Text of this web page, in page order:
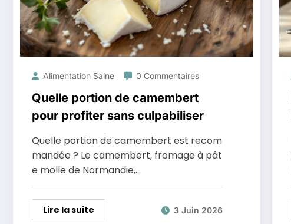
Alimentation Saine 0 Commentaires
Quelle portion de camembert
pour profiter sans culpabiliser
Quelle portion de camembert est recom
mandée ? Le camembert, fromage à pât
e molle de Normandie,…
Lire la suite 3 Juin 2026